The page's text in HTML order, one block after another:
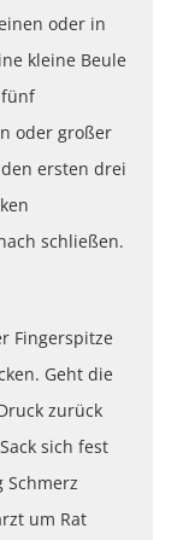
oder in
kleine Beule
oder großer
ersten drei
schließen.
Fingerspitze
Geht die
zurück
sich fest
um Rat